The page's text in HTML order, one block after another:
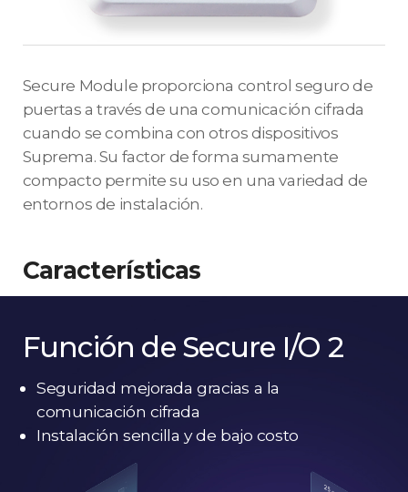
Secure Module proporciona control seguro de
puertas a través de una comunicación cifrada
cuando se combina con otros dispositivos
Suprema. Su factor de forma sumamente
compacto permite su uso en una variedad de
entornos de instalación.
Características
Función de Secure I/O 2
Seguridad mejorada gracias a la
comunicación cifrada
Instalación sencilla y de bajo costo